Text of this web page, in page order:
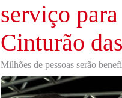
serviço
Cinturão
Milhões de pessoas serão